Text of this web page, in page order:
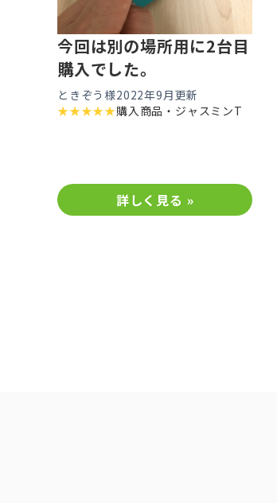
今回は別の場所用に2台目
購入でした。
ときぞう様2022年9月更新
★★★★★購入商品・ ジャスミンT
詳しく見る »